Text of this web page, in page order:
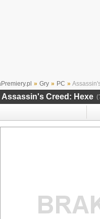
» Gry » PC »
Assassin's Creed: Hexe